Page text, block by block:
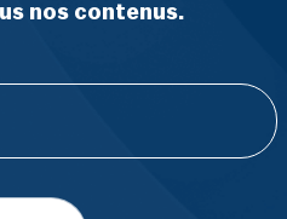
nos contenus.